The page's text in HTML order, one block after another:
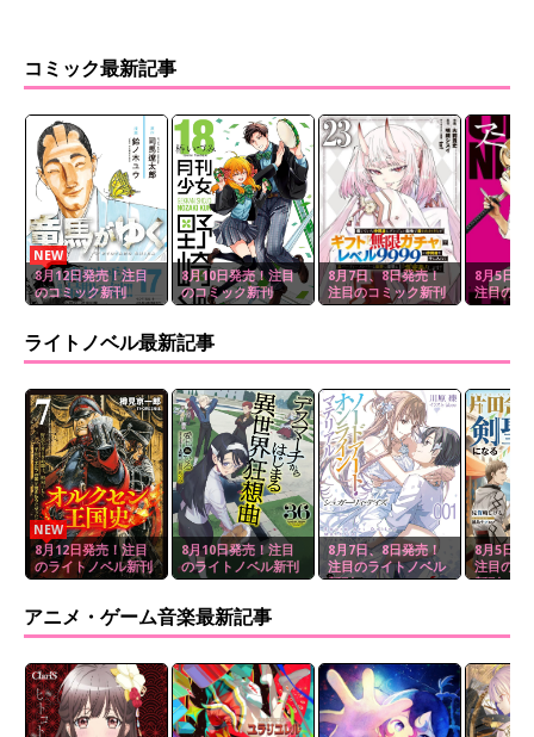
コミック最新記事
8月12日発売！注目
のコミック新刊
NEW
8月10日発売！注目
のコミック新刊
8月7日、8日発売！
注目のコミック新刊
8月5日、
注目のコ
ライトノベル最新記事
8月12日発売！注目
のライトノベル新刊
NEW
8月10日発売！注目
のライトノベル新刊
8月7日、8日発売！
注目のライトノベル
新刊
8月5日、
注目のラ
新刊
アニメ・ゲーム音楽最新記事